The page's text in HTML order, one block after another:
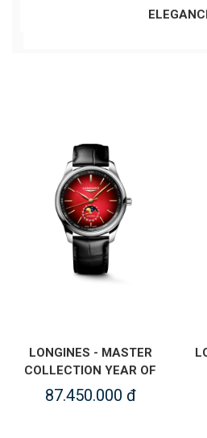
LONGINES - MASTER
COLLECTION YEAR OF
THE HORSE EDITION
(LIMITED EDITION) -
87.450.000 đ